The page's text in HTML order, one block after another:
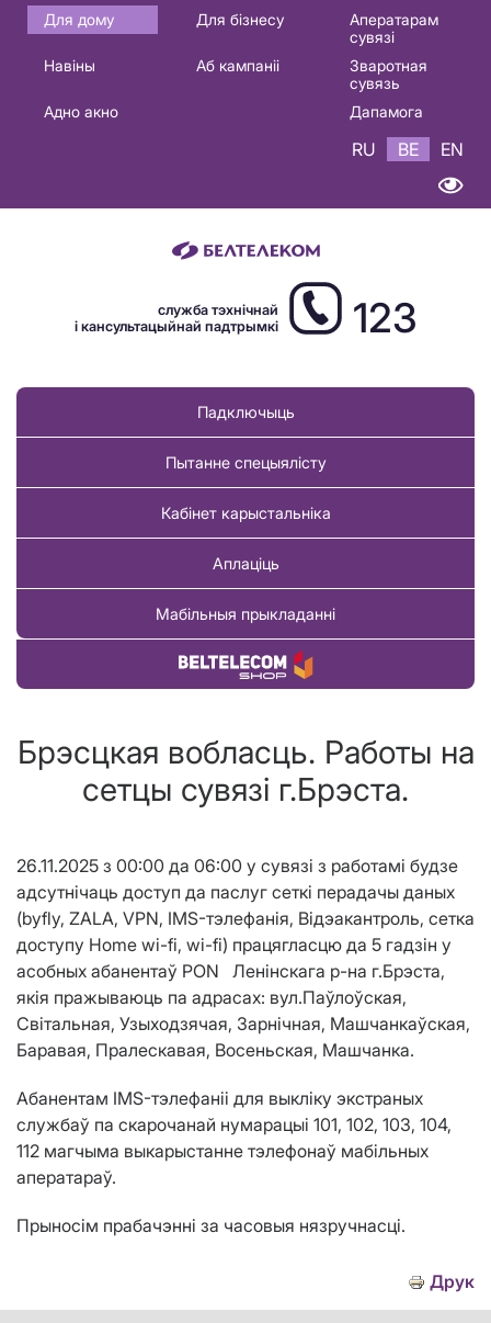
Основная
навигация
Для дому Для бізнесу
Аператарам
сувязі
Навіны
Аб кампаніі
Зваротная
сувязь
Адно акно
Дапамога
RU BE EN
служба тэхнічнай
і кансультацыйнай падтрымкі
123
Падключыць
Пытанне спецыялісту
Кабінет карыстальніка
Аплаціць
Мабільныя прыкладанні
Купіць тавар
Брэсцкая вобласць. Работы на
сетцы сувязі г.Брэста.
26.11.2025 з 00:00 да 06:00 у сувязі з работамі будзе
адсутнічаць доступ да паслуг сеткі перадачы даных
(byfly, ZALA, VPN, IMS-тэлефанія, Відэакантроль, cетка
доступу Home wi-fi, wi-fi) працягласцю да 5 гадзін у
асобных абанентаў PON Ленiнскага р-на г.Брэста,
якія пражываюць па адрасах: вул.Паўлоўская,
Світальная, Узыходзячая, Зарнічная, Машчанкаўская,
Баравая, Пралескавая, Восеньская, Машчанка.
Абанентам IMS-тэлефаніі для выкліку экстраных
службаў па скарочанай нумарацыі 101, 102, 103, 104,
112 магчыма выкарыстанне тэлефонаў мабільных
аператараў.
Прыносім прабачэнні за часовыя нязручнасці.
Друк